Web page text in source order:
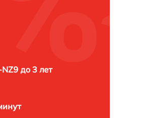
до 3 лет